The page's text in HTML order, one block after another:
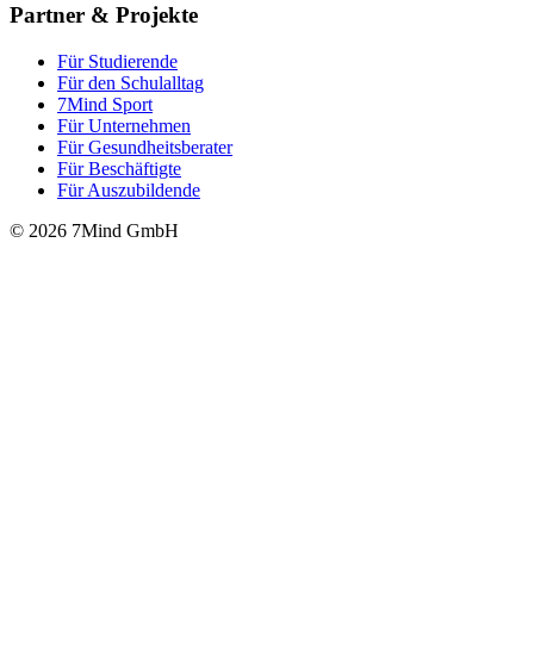
Partner & Projekte
Für Stu­die­rende
Für den Schulalltag
7Mind Sport
Für Unter­neh­men
Für Gesund­heits­be­ra­ter
Für Beschäftigte
Für Auszubildende
© 2026 7Mind GmbH